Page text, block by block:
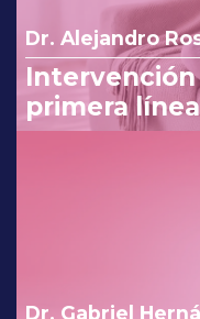
Dr. Alejandro
primera
eficaz en
Dr. Gabriel